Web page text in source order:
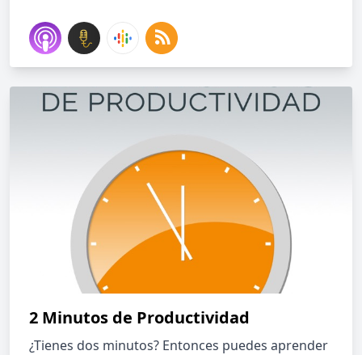
2 Minutos de Productividad
¿Tienes dos minutos? Entonces puedes aprender